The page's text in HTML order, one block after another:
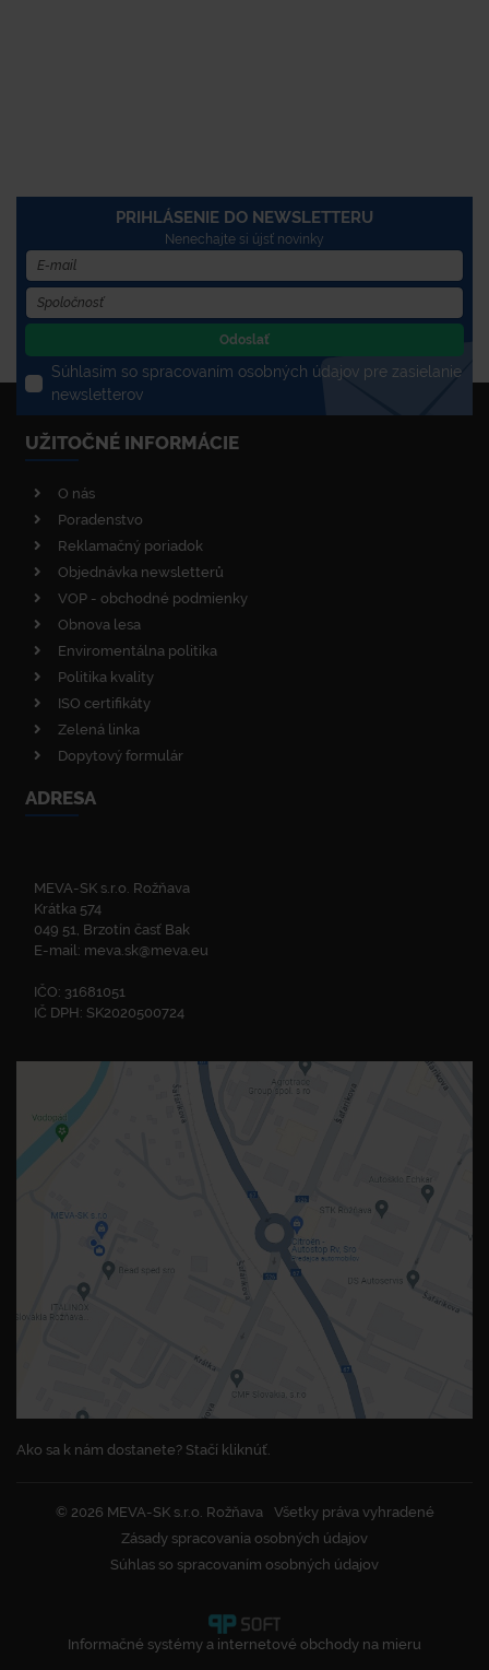
PRIHLÁSENIE DO NEWSLETTERU
Nenechajte si újsť novinky
Odoslať
Súhlasím so spracovaním osobných údajov pre zasielanie
newsletterov
UŽITOČNÉ INFORMÁCIE
O nás
Poradenstvo
Reklamačný poriadok
Objednávka newsletterů
VOP - obchodné podmienky
Obnova lesa
Enviromentálna politika
Politika kvality
ISO certifikáty
Zelená linka
Dopytový formulár
ADRESA
MEVA-SK s.r.o. Rožňava
Krátka 574
049 51, Brzotín časť Bak
E-mail: meva.sk@meva.eu
IČO: 31681051
IČ DPH: SK2020500724
Ako sa k nám dostanete? Stačí kliknúť.
© 2026 MEVA-SK s.r.o. Rožňava
Všetky práva vyhradené
Zásady spracovania osobných údajov
Súhlas so spracovaním osobných údajov
Informačné systémy a internetové obchody na mieru